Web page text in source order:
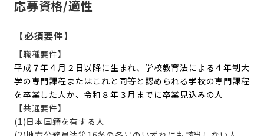
応募資格/適性
【必須要件】
【職種要件】
平成７年４月２日以降に生まれ、学校教育法による４年制大
学の専門課程またはこれと同等と認められる学校の専門課程
を卒業した人か、令和８年３月までに卒業見込みの人
【共通要件】
(1)日本国籍を有する人